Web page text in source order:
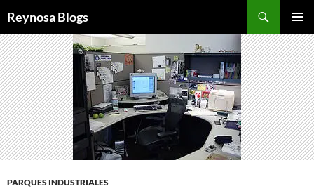
Reynosa Blogs
MENÚ
AL
CONTENIDO
PARQUES INDUSTRIALES